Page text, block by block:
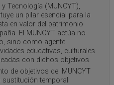
Tecnología (MUNCYT),
un pilar esencial para la
en valor del patrimonio
El MUNCYT actúa no
sino como agente
educativas, culturales
con dichos objetivos.
de objetivos del MUNCYT
temporal